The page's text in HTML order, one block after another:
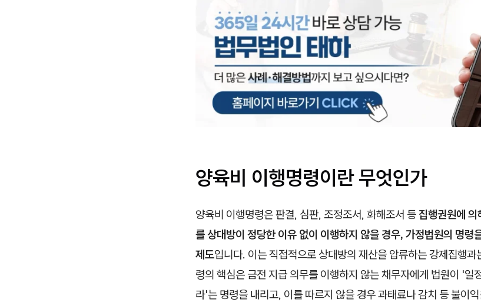
양육비 이행명령이란 무엇인가
양육비 이행명령은 판결, 심판, 조정조서, 화해조서 등집행권원에 의
를 상대방이 정당한 이유 없이 이행하지 않을 경우, 가정법원의 명령
제도입니다. 이는 직접적으로 상대방의 재산을 압류하는 강제집행
령의 핵심은 금전 지급 의무를 이행하지 않는 채무자에게 법원이 '일
라'는 명령을 내리고, 이를 따르지 않을 경우 과태료나 감치 등 불이